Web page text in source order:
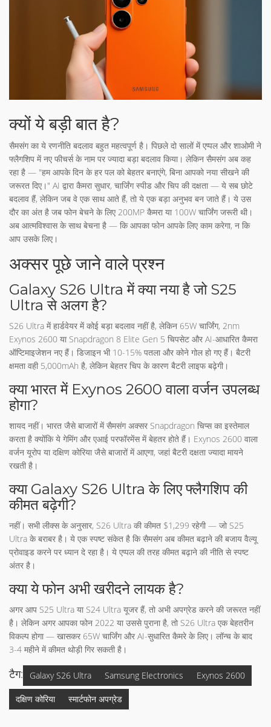
क्यों ये बड़ी बात है?
सैमसंग का ये रणनीति बदलाव बहुत महत्वपूर्ण है। पिछले दो सालों में एप्पल और शाओमी ने
फ्लैगशिप में नए फीचर्स के नाम पर ज्यादा बड़ा बदलाव किया। लेकिन सैमसंग अब कह
रहा है — "हम आपके दिन के हर पल को बेहतर बनाएंगे, बिना आपको नया सीखने की
जरूरत दिए।" AI द्वारा कैमरा सुधार, चार्जिंग स्पीड और चिप की दक्षता — ये सब छोटे
बदलाव हैं, लेकिन जब वे एक साथ आते हैं, तो ये एक बड़ा अनुभव बन जाते हैं। ये उस
दौर का अंत है जब फोन बेचने के लिए 200MP कैमरा या 100W चार्जिंग जरूरी थी।
अब आत्मविश्वास के साथ बेचना है — कि आपका फोन आपके लिए काम करेगा, न कि
आप उसके लिए।
अक्सर पूछे जाने वाले प्रश्न
Galaxy S26 Ultra में क्या नया है जो S25
Ultra से अलग है?
S26 Ultra में हार्डवेयर में कोई बड़ा बदलाव नहीं है, लेकिन 65W चार्जिंग, 2nm
Exynos 2600 या Snapdragon 8 Elite Gen 5 चिपसेट और AI-आधारित कैमरा
ऑप्टिमाइजेशन नए हैं। डिजाइन भी 10-15% पतला और कोने गोल हो गए हैं। बैटरी
क्षमता वही 5,000mAh है, लेकिन बेहतर चिप के कारण बैटरी लाइफ बढ़ेगी।
क्या भारत में Exynos 2600 वाला वर्जन उपलब्ध
होगा?
शायद नहीं। भारत जैसे बाजारों में सैमसंग अक्सर Snapdragon चिप्स का इस्तेमाल
करता है क्योंकि ये गेमिंग और एआई परफॉरमेंस में बेहतर होते हैं। Exynos 2600 वाला
वर्जन यूरोप या दक्षिण कोरिया जैसे बाजारों में आएगा, जहां बैटरी दक्षता ज्यादा मायने
रखती है।
क्या Galaxy S26 Ultra के लिए फ्लैगशिप की
कीमत बढ़ेगी?
नहीं। सभी लीक्स के अनुसार, S26 Ultra की कीमत $1,299 रहेगी — जो S25
Ultra के बराबर है। ये एक स्पष्ट संकेत है कि सैमसंग अब कीमत बढ़ाने की बजाय वैल्यू
प्रोवाइड करने पर ध्यान दे रहा है। ये एप्पल की तरह कीमत बढ़ाने की नीति से स्पष्ट
अंतर है।
क्या ये फोन अभी खरीदने लायक है?
अगर आप S25 Ultra या S24 Ultra यूजर हैं, तो अभी अपग्रेड करने की जरूरत नहीं
है। लेकिन अगर आपका फोन 2022 या उससे पुराना है, तो S26 Ultra एक बेहतरीन
विकल्प होगा — खासकर 65W चार्जिंग और AI-सुधारित कैमरे के लिए। लॉन्च के बाद
3-4 महीने में कीमत थोड़ी गिर सकती है।
टैग: Galaxy S26 Ultra Samsung Electronics Exynos 2600
दक्षिण कोरिया स्मार्टफोन अपग्रेड